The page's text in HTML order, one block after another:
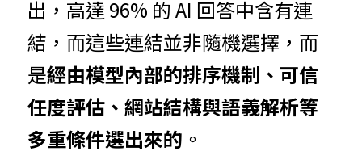
出，高達 96% 的 AI 回答中含有連
結，而這些連結並非隨機選擇，而
是經由模型內部的排序機制、可信
任度評估、網站結構與語義解析等
多重條件選出來的 。